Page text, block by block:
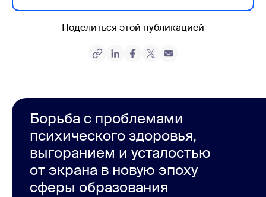
Поделиться этой публикацией
Борьба с проблемами
психического здоровья,
выгоранием и усталостью
от экрана в новую эпоху
сферы образования